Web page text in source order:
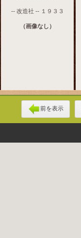
-- 改造社 -- １９３３
（画像なし）
前を表示